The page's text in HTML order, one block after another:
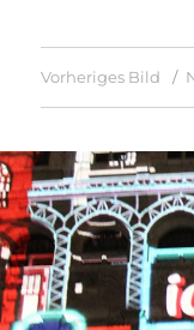
Vorheriges Bild